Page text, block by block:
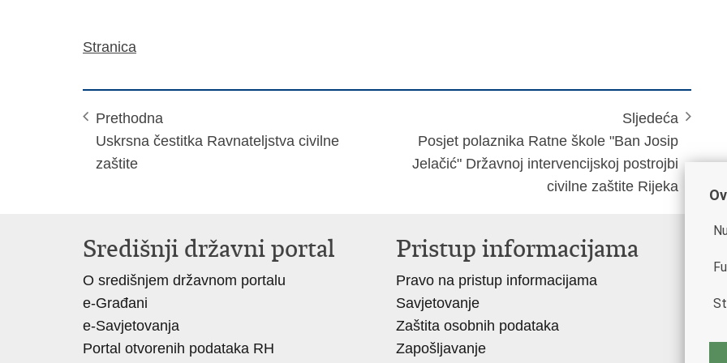
Stranica
Prethodna
Uskrsna čestitka Ravnateljstva civilne
zaštite
Sljedeća
Posjet polaznika Ratne škole "Ban Josip
Jelačić" Državnoj intervencijskoj postrojbi
civilne zaštite Rijeka
Središnji državni portal
O središnjem državnom portalu
e-Građani
e-Savjetovanja
Portal otvorenih podataka RH
Pristup informacijama
Pravo na pristup informacijama
Savjetovanje
Zaštita osobnih podataka
Zapošljavanje